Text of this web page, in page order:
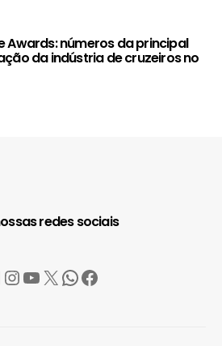
Awards: números da principal
da indústria de cruzeiros no
redes sociais
Instagram
YouTube
X WhatsApp
Facebook